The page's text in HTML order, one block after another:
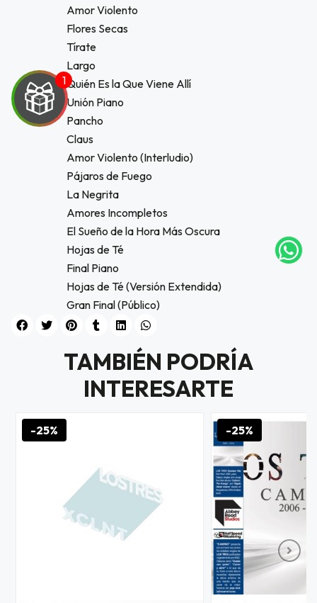
Amor Violento
Flores Secas
Tírate
Largo
Quién Es la Que Viene Allí
Unión Piano
Pancho
Claus
Amor Violento (Interludio)
Pájaros de Fuego
La Negrita
Amores Incompletos
El Sueño de la Hora Más Oscura
Hojas de Té
Final Piano
Hojas de Té (Versión Extendida)
Gran Final (Público)
TAMBIÉN PODRÍA
INTERESARTE
-25% -25%